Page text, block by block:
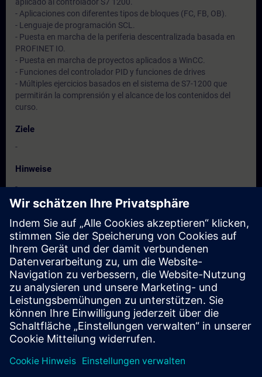
- Aplicaciones con diferentes tipos de bloques (FC, FB, OB).
- Lenguaje de programación SCL.
- Puesta en marcha de la periferia descentralizada basada en
PROFINET IO.
- Puesta en marcha de proyectos aplicados a WinCC.
- Funciones del controlador PID y funciones de drives
- Múltiples ejercicios basados en el sistema de S7-1200 que
permitirán la comprensión y el alcance de los contenidos del
curso.
Ziele
-
Hinweise
-
Zielgruppe
-
Termine und Anmeldung
Derzeit sind keine Termine verfügbar
Setzen Sie sich auf die Interessentenliste und erhalten Sie eine
Benachrichtigung sobald neue Termine verfügbar sind.
Benachrichtigungsservice aktivieren